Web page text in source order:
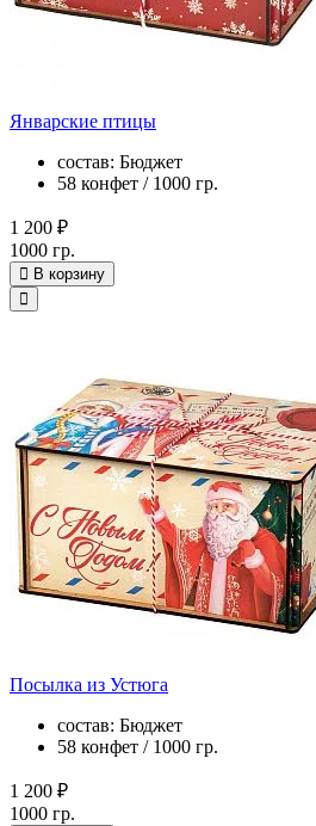
Январские птицы
состав: Бюджет
58 конфет / 1000 гр.
1 200 ₽
1000 гр.
В корзину
Посылка из Устюга
состав: Бюджет
58 конфет / 1000 гр.
1 200 ₽
1000 гр.